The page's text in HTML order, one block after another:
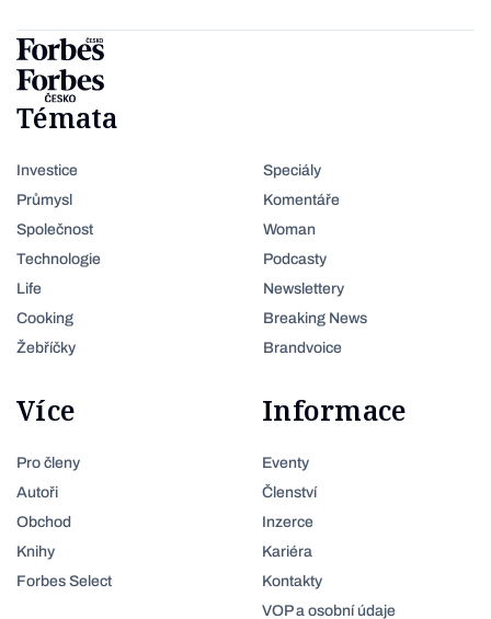
Témata
Investice
Průmysl
Společnost
Technologie
Life
Cooking
Žebříčky
Speciály
Komentáře
Woman
Podcasty
Newslettery
Breaking News
Brandvoice
Více
Pro členy
Autoři
Obchod
Knihy
Forbes Select
Informace
Eventy
Členství
Inzerce
Kariéra
Kontakty
VOP a osobní údaje